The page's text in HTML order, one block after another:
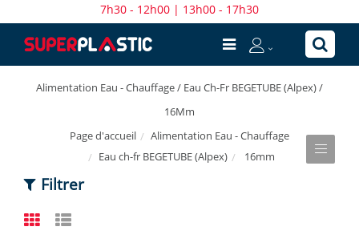
7h30 - 12h00 | 13h00 - 17h30
Alimentation Eau - Chauffage / Eau Ch-Fr BEGETUBE (Alpex) /
16Mm
Page d'accueil
Alimentation Eau - Chauffage
Eau ch-fr BEGETUBE (Alpex)
16mm
Filtrer